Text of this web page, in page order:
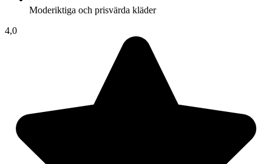
Moderiktiga och prisvärda kläder
4,0